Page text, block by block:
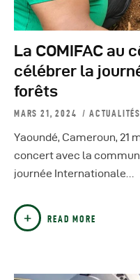
La COMIFAC au
célébrer la
forêts
MARS 21, 2024 ACTUALITÉS
Yaoundé, Cameroun, 21
concert avec la
journée Internationale…
READ MORE